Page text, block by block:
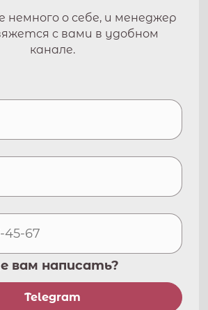
немного о себе, и менеджер
с вами в удобном
канале.
вам написать?
Telegram